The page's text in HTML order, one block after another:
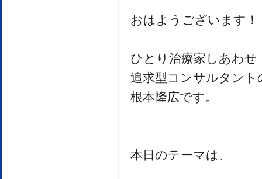
おはようございます！
ひとり治療家しあわせ
追求型コンサルタント
根本隆広です。
本日のテーマは、